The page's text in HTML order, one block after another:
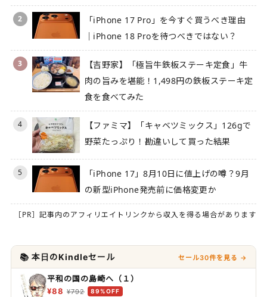
2
「iPhone 17 Pro」を今すぐ買うべき理由
｜iPhone 18 Proを待つべきではない？
3
【吉野家】「極旨牛鉄板ステーキ定食」牛
肉の旨みを堪能！1,498円の鉄板ステーキ定
食を食べてみた
4
【ファミマ】「キャベツミックス」126gで
野菜たっぷり！勘違いして買った結果
5
「iPhone 17」8月10日に値上げの噂？9月
の新型iPhone発売前に価格変更か
［PR］記事内のアフィリエイトリンクから収入を得る場合があります
📚 本日のKindleセール セール30件を見る →
平和の国の島崎へ（１）
¥88 ¥792
89%OFF